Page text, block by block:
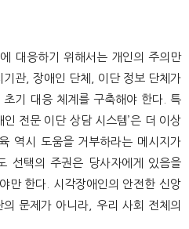
대응하기 위해서는 개인의 주의만
기관, 장애인 단체, 이단 정보 단체가
기 대응 체계를 구축해야 한다. 특
전문 이단 상담 시스템’은 더 이상
역시 도움을 거부하라는 메시지가
선택의 주권은 당사자에게 있음을
만 한다. 시각장애인의 안전한 신앙
문제가 아니라, 우리 사회 전체의